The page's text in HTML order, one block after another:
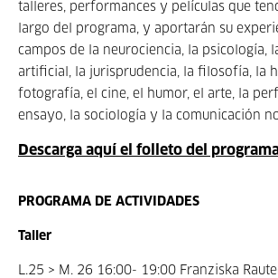
talleres, performances y películas que
largo del programa, y aportarán su
campos de la neurociencia, la psicología,
artificial, la jurisprudencia, la filosofía, la
fotografía, el cine, el humor, el arte, la
ensayo, la sociología y la comunicación
Descarga aquí el folleto del
PROGRAMA DE ACTIVIDADES
Taller
L.25 > M. 26 16:00- 19:00 Franziska